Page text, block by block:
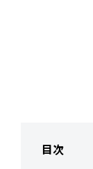
目次